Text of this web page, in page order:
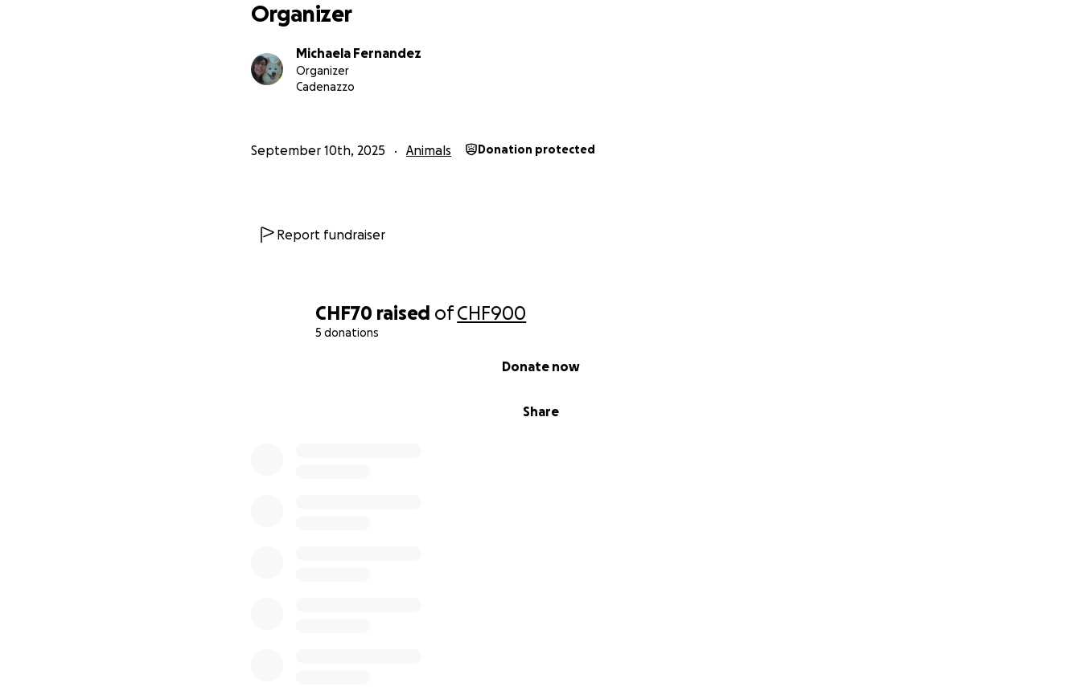
CHF70 raised ofCHF900
5 donations
Share
Donate now
Organizer
Michaela Fernandez
Organizer
Cadenazzo
September 10th, 2025 Animals Donation protected
Report fundraiser